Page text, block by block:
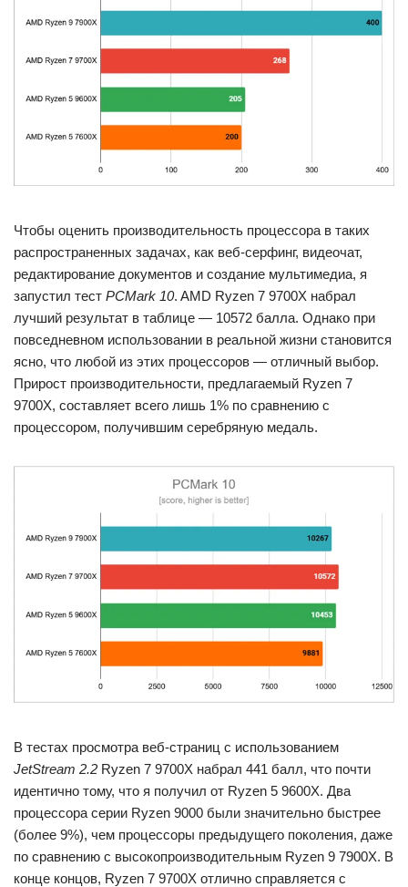
Чтобы оценить производительность процессора в таких
распространенных задачах, как веб-серфинг, видеочат,
редактирование документов и создание мультимедиа, я
запустил тест PCMark 10. AMD Ryzen 7 9700X набрал
лучший результат в таблице — 10572 балла. Однако при
повседневном использовании в реальной жизни становится
ясно, что любой из этих процессоров — отличный выбор.
Прирост производительности, предлагаемый Ryzen 7
9700X, составляет всего лишь 1% по сравнению с
процессором, получившим серебряную медаль.
В тестах просмотра веб-страниц с использованием
JetStream 2.2 Ryzen 7 9700X набрал 441 балл, что почти
идентично тому, что я получил от Ryzen 5 9600X. Два
процессора серии Ryzen 9000 были значительно быстрее
(более 9%), чем процессоры предыдущего поколения, даже
по сравнению с высокопроизводительным Ryzen 9 7900X. В
конце концов, Ryzen 7 9700X отлично справляется с